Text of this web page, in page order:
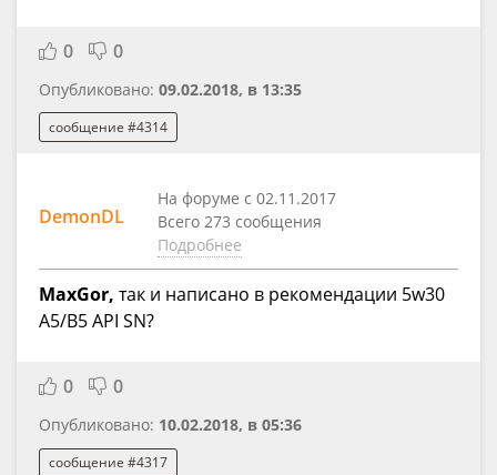
0 0
Опубликовано: 09.02.2018, в 13:35
сообщение #4314
DemonDL
На форуме с 02.11.2017
Всего 273 сообщения
Подробнее
MaxGor, так и написано в рекомендации 5w30
A5/B5 API SN?
0 0
Опубликовано: 10.02.2018, в 05:36
сообщение #4317